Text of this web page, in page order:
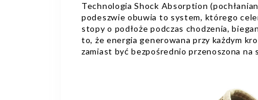
Technologia Shock Absorption
podeszwie obuwia to system, którego
stopy o podłoże podczas chodzenia,
to, że energia generowana przy każdym
zamiast być bezpośrednio przenoszona na